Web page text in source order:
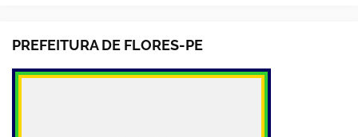
PREFEITURA DE FLORES-PE